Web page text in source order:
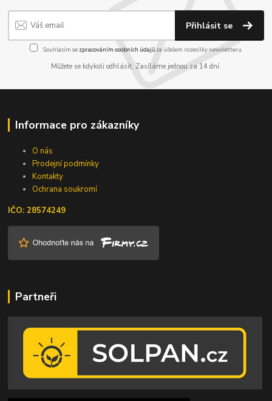
Přihlásit se
Souhlasím se zpracováním osobních údajůza účelem rozesílky newsletteru.
Můžete se kdykoli odhlásit. Zasíláme jednou za 14 dní.
Informace pro zákazníky
O nás
Prodejní podmínky
Kontakty
Ochrana soukromí
IČO: 28574249
Partneři